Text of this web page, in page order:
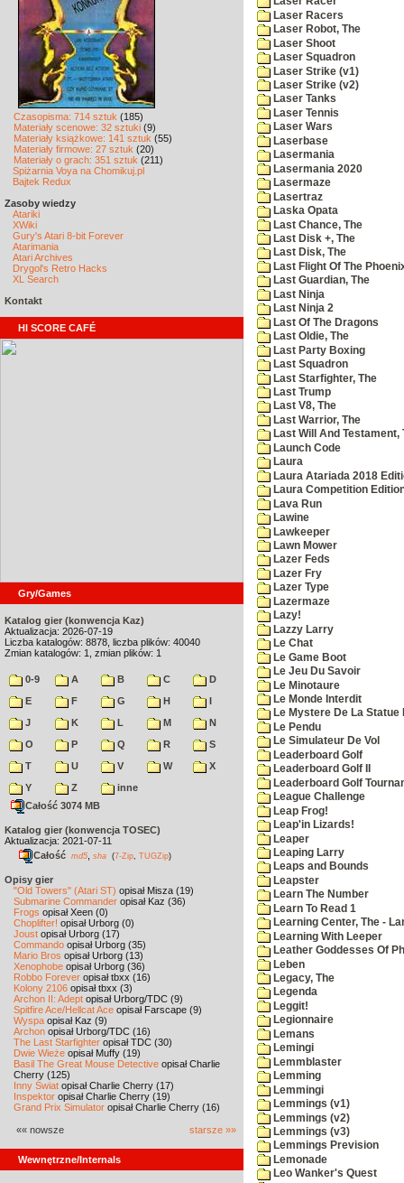
Czasopisma: 714 sztuk (185)
Materiały scenowe: 32 sztuki (9)
Materiały książkowe: 141 sztuk (55)
Materiały firmowe: 27 sztuk (20)
Materiały o grach: 351 sztuk (211)
Spiżarnia Voya na Chomikuj.pl
Bajtek Redux
Zasoby wiedzy
Atariki
XWiki
Gury's Atari 8-bit Forever
Atarimania
Atari Archives
Drygol's Retro Hacks
XL Search
Kontakt
HI SCORE CAFÉ
Gry/Games
Katalog gier (konwencja Kaz)
Aktualizacja: 2026-07-19
Liczba katalogów: 8878, liczba plików: 40040
Zmian katalogów: 1, zmian plików: 1
0-9 A B C
D
E
F G H
I
J
K L M
N
O
P Q R
S
T
U V W
X
Y
Z
inne
Całość 3074 MB
Katalog gier (konwencja TOSEC)
Aktualizacja: 2021-07-11
Całość md5 sha (7-Zip TUGZip)
Opisy gier
"Old Towers" (Atari ST) opisał Misza (19)
Submarine Commander opisał Kaz (36)
Frogs opisał Xeen (0)
Choplifter! opisał Urborg (0)
Joust opisał Urborg (17)
Commando opisał Urborg (35)
Mario Bros opisał Urborg (13)
Xenophobe opisał Urborg (36)
Robbo Forever opisał tbxx (16)
Kolony 2106 opisał tbxx (3)
Archon II: Adept opisał Urborg/TDC (9)
Spitfire Ace/Hellcat Ace opisał Farscape (9)
Wyspa opisał Kaz (9)
Archon opisał Urborg/TDC (16)
The Last Starfighter opisał TDC (30)
Dwie Wieże opisał Muffy (19)
Basil The Great Mouse Detective opisał Charlie
Cherry (125)
Inny Świat opisał Charlie Cherry (17)
Inspektor opisał Charlie Cherry (19)
Grand Prix Simulator opisał Charlie Cherry (16)
«« nowsze starsze »»
Wewnętrzne/Internals
Laser Racers
Laser Robot, The
Laser Shoot
Laser Squadron
Laser Strike (v1)
Laser Strike (v2)
Laser Tanks
Laser Tennis
Laser Wars
Laserbase
Lasermania
Lasermania 2020
Lasermaze
Lasertraz
Laska Opata
Last Chance, The
Last Disk +, The
Last Disk, The
Last Flight Of The
Last Guardian, The
Last Ninja
Last Ninja 2
Last Of The Dragons
Last Oldie, The
Last Party Boxing
Last Squadron
Last Starfighter, The
Last Trump
Last V8, The
Last Warrior, The
Last Will And Testament,
Launch Code
Laura
Laura Atariada 2018
Laura Competition
Lava Run
Lawine
Lawkeeper
Lawn Mower
Lazer Feds
Lazer Fry
Lazer Type
Lazermaze
Lazy!
Lazzy Larry
Le Chat
Le Game Boot
Le Jeu Du Savoir
Le Minotaure
Le Monde Interdit
Le Mystere De La Statue
Le Pendu
Le Simulateur De Vol
Leaderboard Golf
Leaderboard Golf II
Leaderboard Golf
League Challenge
Leap Frog!
Leap'in Lizards!
Leaper
Leaping Larry
Leaps and Bounds
Leapster
Learn The Number
Learn To Read 1
Learning Center, The -
Learning With Leeper
Leather Goddesses Of
Leben
Legacy, The
Legenda
Leggit!
Legionnaire
Lemans
Lemingi
Lemmblaster
Lemming
Lemmingi
Lemmings (v1)
Lemmings (v2)
Lemmings (v3)
Lemmings Prevision
Lemonade
Leo Wanker's Quest